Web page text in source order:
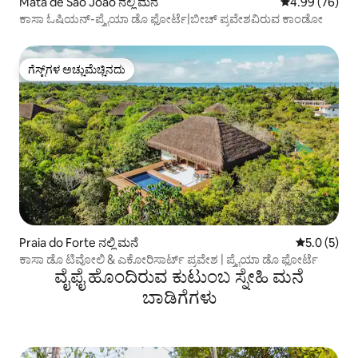
ಕಾಸಾ ಓಷಿಯನ್-ಪ್ರೈಯಾ ಡೊ ಫೋರ್ಟೆ|ಬೀಚ್ ಪ್ರವೇಶವಿರುವ ಕಾಂಡೋ
ಗೆಸ್ಟ್‌ಗಳ ಅಚ್ಚುಮೆಚ್ಚಿನದು
ಗೆಸ್ಟ್‌ಗಳ ಅಚ್ಚುಮೆಚ್ಚಿನದು
Praia do Forte ನಲ್ಲಿ ಮನೆ 5 ರಲ್ಲಿ 5.0
5.0 (5)
ಕಾಸಾ ಡೊ ಟಿವೋಲಿ & ಎಕೋರಿಸಾರ್ಟ್ ಪ್ರವೇಶ | ಪ್ರೈಯಾ ಡೊ ಫೋರ್ಟೆ
ವೈಫೈ ಹೊಂದಿರುವ ಕುಟುಂಬ ಸ್ನೇಹಿ ಮನೆ
ಬಾಡಿಗೆಗಳು